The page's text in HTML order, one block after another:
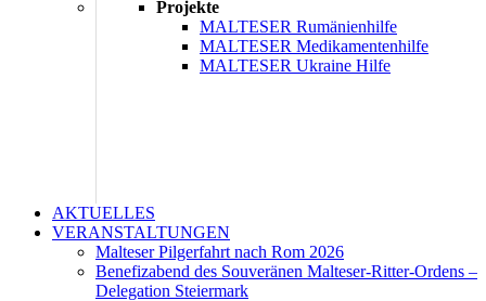
Projekte
MALTESER Rumänienhilfe
MALTESER Medikamentenhilfe
MALTESER Ukraine Hilfe
AKTUELLES
VERANSTALTUNGEN
Malteser Pilgerfahrt nach Rom 2026
Benefizabend des Souveränen Malteser-Ritter-Ordens –
Delegation Steiermark